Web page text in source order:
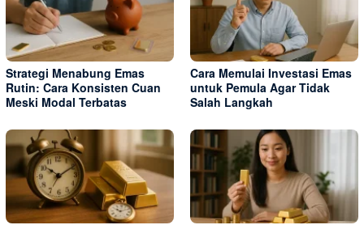
Strategi Menabung Emas
Rutin: Cara Konsisten Cuan
Meski Modal Terbatas
Cara Memulai Investasi Emas
untuk Pemula Agar Tidak
Salah Langkah